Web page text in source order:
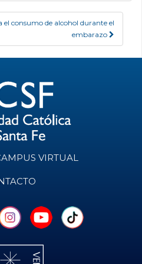
consumo de alcohol durante el
embarazo
VIRTUAL